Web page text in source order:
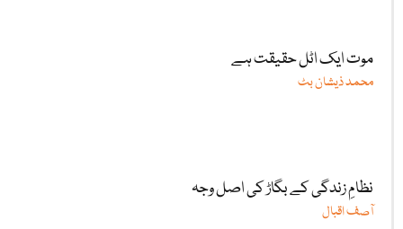
موت ایک اٹل حقیقت ہے
محمد ذیشان بٹ
نظامِ زندگی کے بگاڑ کی اصل وجہ
آصف اقبال